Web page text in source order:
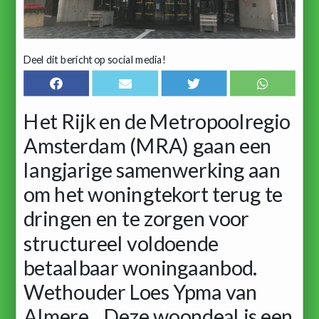
Deel dit bericht op social media!
Het Rijk en de Metropoolregio
Amsterdam (MRA) gaan een
langjarige samenwerking aan
om het woningtekort terug te
dringen en te zorgen voor
structureel voldoende
betaalbaar woningaanbod.
Wethouder Loes Ypma van